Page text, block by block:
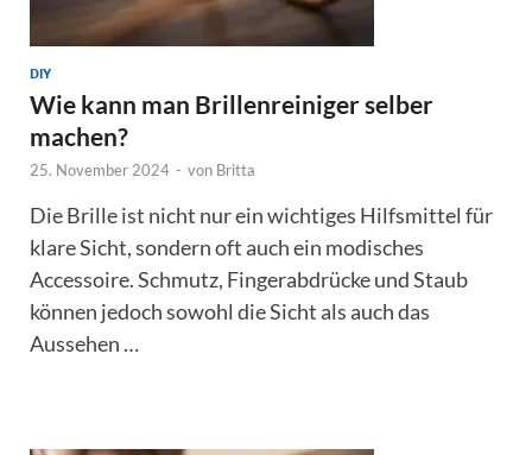
DIY
Wie kann man Brillenreiniger selber
machen?
25. November 2024 - von Britta
Die Brille ist nicht nur ein wichtiges Hilfsmittel für
klare Sicht, sondern oft auch ein modisches
Accessoire. Schmutz, Fingerabdrücke und Staub
können jedoch sowohl die Sicht als auch das
Aussehen …